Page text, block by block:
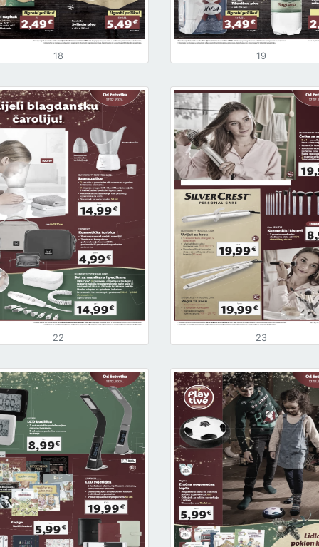
18 19
22 23